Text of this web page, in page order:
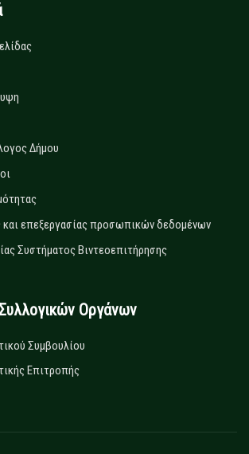
Δήμου
και επεξεργασίας προσωπικών δεδομένων
Συστήματος Βιντεοεπιτήρησης
Οργάνων
Συμβουλίου
Επιτροπής